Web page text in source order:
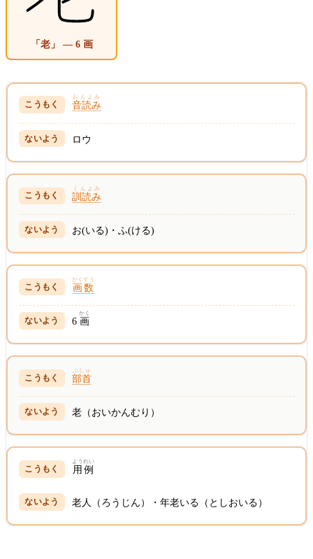
「老」 — 6 画
音読み
おんよみ
ロウ
訓読み
くんよみ
お(いる)・ふ(ける)
画数
かくすう
6 画
かく
部首
ぶしゅ
老（おいかんむり）
用例
ようれい
老人（ろうじん）・年老いる（としおいる）